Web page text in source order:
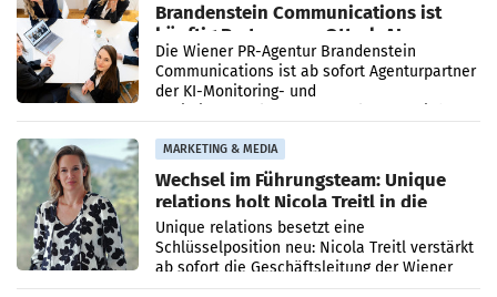
Brandenstein Communications ist
künftig Partner von OtterlyAI
Die Wiener PR-Agentur Brandenstein
Communications ist ab sofort Agenturpartner
der KI-Monitoring- und
MARKETING & MEDIA
Wechsel im Führungsteam: Unique
relations holt Nicola Treitl in die
Geschäftsleitung
Unique relations besetzt eine
Schlüsselposition neu: Nicola Treitl verstärkt
ab sofort die Geschäftsleitung der Wiener
PR-Agentur an der Seite von Josef Kalina und